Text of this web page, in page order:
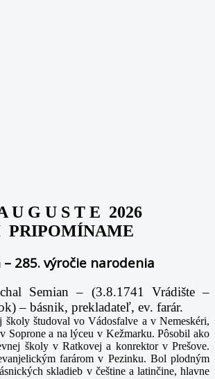
U G U S T E 2026
PRIPOMÍNAME
285. výročie narodenia
Semian – (3.8.1741 Vrádište –
– básnik, prekladateľ, ev. farár.
školy študoval vo Vádosfalve a v Nemeskéri,
Soprone a na lýceu v Kežmarku. Pôsobil ako
školy v Ratkovej a konrektor v Prešove.
farárom v Pezinku. Bol plodným
skladieb v češtine a latinčine, hlavne